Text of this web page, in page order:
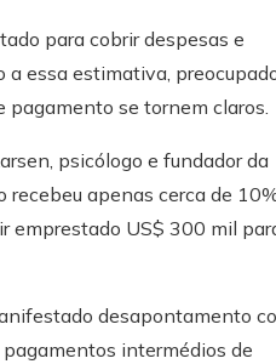
para cobrir despesas e
essa estimativa,
pagamento se tornem claros.
psicólogo e fundador da
recebeu apenas cerca de
emprestado US$ 300 mil
desapontamento
intermédios de